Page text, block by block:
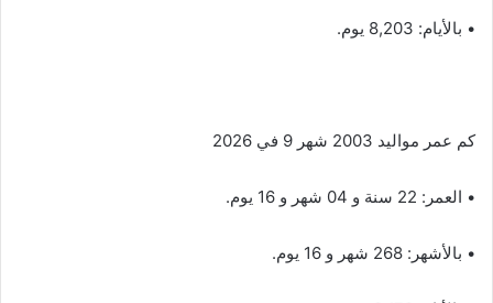
• بالأيام: 8,203 يوم.
كم عمر مواليد 2003 شهر 9 في 2026
• العمر: 22 سنة و 04 شهر و 16 يوم.
• بالأشهر: 268 شهر و 16 يوم.